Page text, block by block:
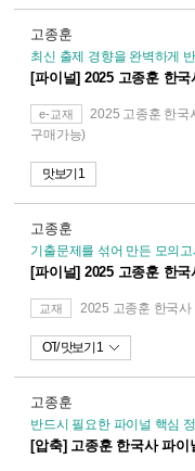
고종훈
최신 출제 경향을 완벽하게
[파이널] 2025 고종훈 한
e-교재
2025 고종훈 한국
구매가능)
맛보기 1
고종훈
기출문제를 섞어 만든 모의
[파이널] 2025 고종훈 한
교재 2025 고종훈 한국
OT 맛보기 1
고종훈
반드시 필요한 파이널 핵심
[압축] 고종훈 한국사 파이